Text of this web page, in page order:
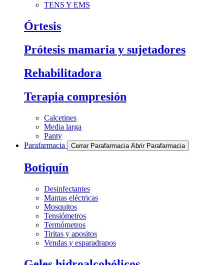
TENS Y EMS
Órtesis
Prótesis mamaria y sujetadores
Rehabilitadora
Terapia compresión
Calcetines
Media larga
Panty
Parafarmacia
Cerrar Parafarmacia Abrir Parafarmacia
Botiquín
Desinfectantes
Mantas eléctricas
Mosquitos
Tensiómetros
Termómetros
Tiritas y apositos
Vendas y esparadrapos